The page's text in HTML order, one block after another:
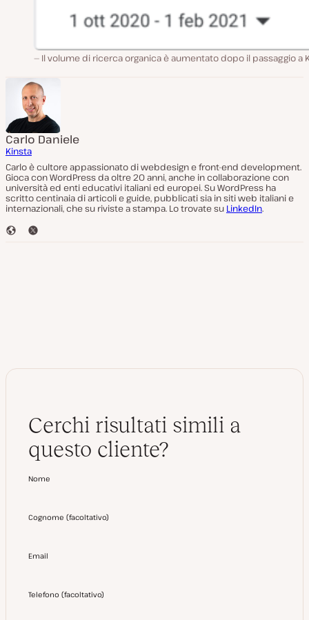
Il volume di ricerca organica è aumentato dopo il passaggio a
Carlo Daniele
Kinsta
Carlo è cultore appassionato di webdesign e front-end development.
Gioca con WordPress da oltre 20 anni, anche in collaborazione con
università ed enti educativi italiani ed europei. Su WordPress ha
scritto centinaia di articoli e guide, pubblicati sia in siti web italiani e
internazionali, che su riviste a stampa. Lo trovate su LinkedIn.
S
T
Cerchi risultati simili a
questo cliente?
Nome
Cognome (facoltativo)
Email
Telefono (facoltativo)